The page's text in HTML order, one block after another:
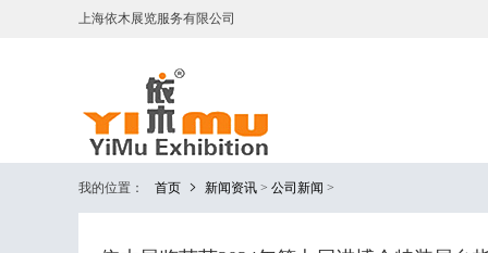
上海依木展览服务有限公司
我的位置： 首页 新闻资讯 > 公司新闻 >